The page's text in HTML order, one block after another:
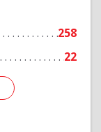
258
22
Подробнее